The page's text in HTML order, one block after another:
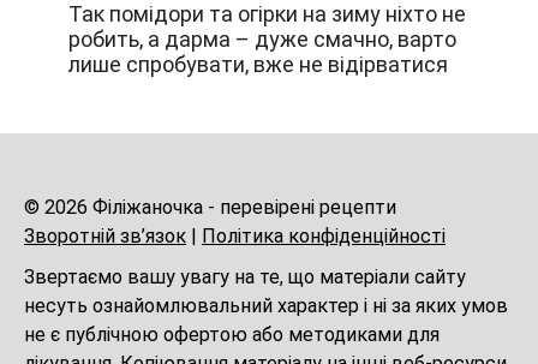
Так помідори та огірки на зиму ніхто не
робить, а дарма – дуже смачно, варто
лише спробувати, вже не відірватися
© 2026 Філіжаночка - перевірені рецепти
Зворотній зв’язок
Політика конфіденційності
Звертаємо вашу увагу на те, що матеріали сайту
несуть ознайомлювальний характер і ні за яких умов
не є публічною офертою або методиками для